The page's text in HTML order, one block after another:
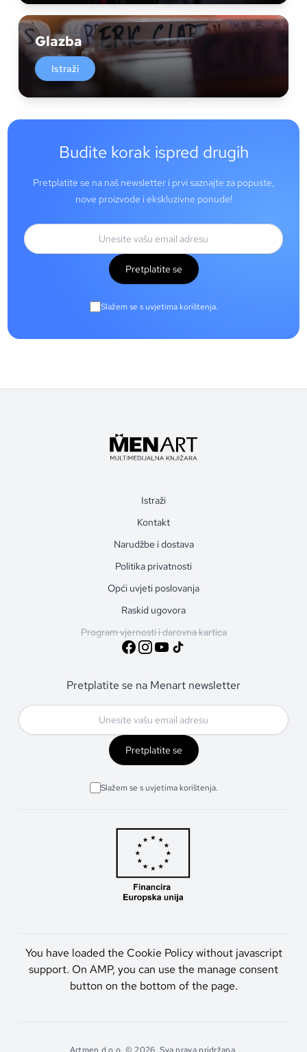
Glazba
Istraži
Budite korak ispred drugih
Pretplatite se na naš newsletter i prvi saznajte za popuste,
nove proizvode i ekskluzivne ponude!
Pretplatite se
Slažem se s uvjetima korištenja.
Istraži
Kontakt
Narudžbe i dostava
Politika privatnosti
Opći uvjeti poslovanja
Raskid ugovora
Program vjernosti i darovna kartica
Pretplatite se na Menart newsletter
Pretplatite se
Slažem se s uvjetima korištenja.
You have loaded the Cookie Policy without javascript
support. On AMP, you can use the manage consent
button on the bottom of the page.